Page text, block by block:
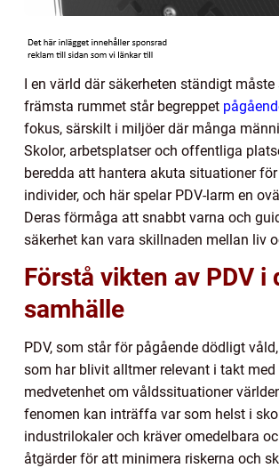
I en värld där säkerheten ständigt måste
främsta rummet står begreppet
fokus, särskilt i miljöer där många
Skolor, arbetsplatser och offentliga
beredda att hantera akuta situationer
individer, och här spelar PDV-larm en
Deras förmåga att snabbt varna och
säkerhet kan vara skillnaden mellan liv
Förstå vikten av PDV i
samhälle
PDV, som står för pågående dödligt
som har blivit alltmer relevant i takt med
medvetenhet om våldssituationer
fenomen kan inträffa var som helst i
industrilokaler och kräver omedelbara
åtgärder för att minimera riskerna och